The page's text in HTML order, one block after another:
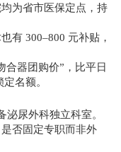
为省市医保定点，持
有 300–800 元补贴，
合器团购价”，比平日
名额。
尿外科独立科室。
否固定专职而非外